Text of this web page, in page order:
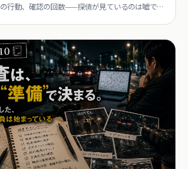
行動、確認の回数——探偵が見ているのは嘘では